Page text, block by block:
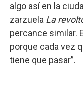
algo así en la
zarzuela La
percance similar.
porque cada vez
tiene que pasar”.